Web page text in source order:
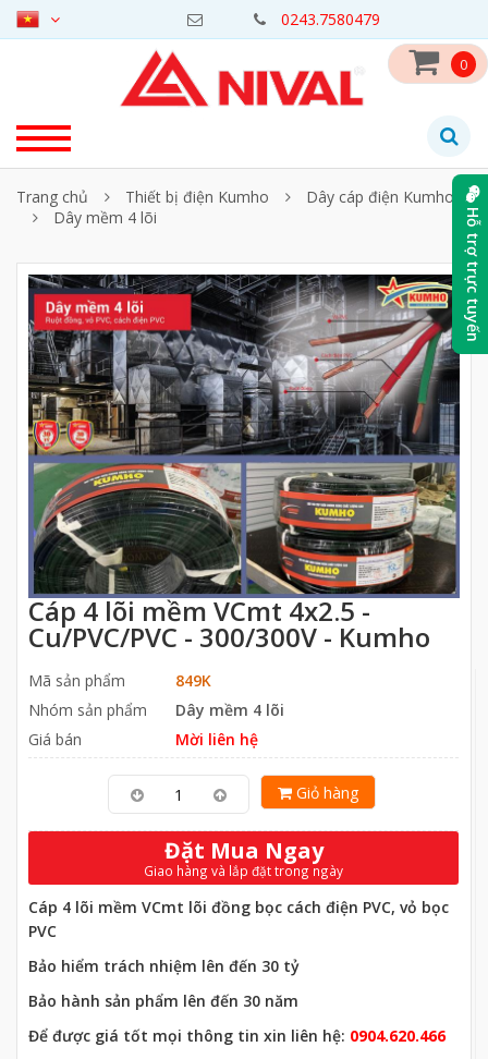
0243.7580479
0
Trang chủ Thiết bị điện Kumho
Dây cáp điện Kumho
Dây mềm 4 lõi
Cáp 4 lõi mềm VCmt 4x2.5 -
Cu/PVC/PVC - 300/300V - Kumho
Mã sản phẩm
849K
Nhóm sản phẩm
Dây mềm 4 lõi
Giá bán
Mời liên hệ
Giỏ hàng
Đặt Mua Ngay
Giao hàng và lắp đặt trong ngày
Cáp 4 lõi mềm VCmt lõi đồng bọc cách điện PVC, vỏ bọc
PVC
Bảo hiểm trách nhiệm lên đến 30 tỷ
Bảo hành sản phẩm lên đến 30 năm
Để được giá tốt mọi thông tin xin liên hệ: 0904.620.466
Hỗ trợ trực tuyến